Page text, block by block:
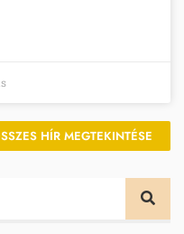
HÍR MEGTEKINTÉSE